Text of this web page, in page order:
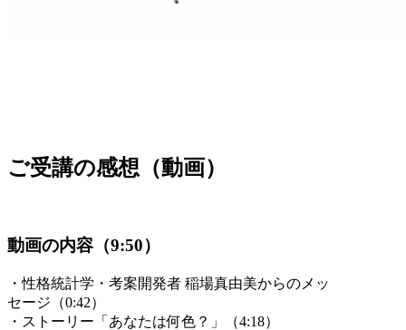
ご受講の感想（動画）
動画の内容（9:50）
・性格統計学・考案開発者 稲場真由美からのメッ
セージ（0:42）
・ストーリー「あなたは何色？」（4:18）